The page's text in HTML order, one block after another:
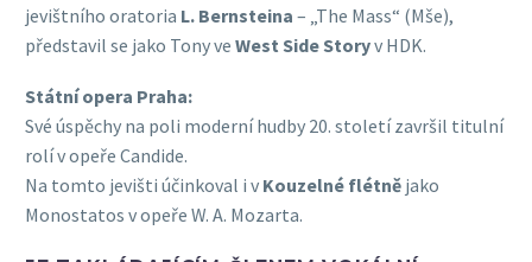
jevištního oratoria L. Bernsteina – „The Mass“ (Mše),
představil se jako Tony ve West Side Storyv HDK.
Státní opera Praha:
Své úspěchy na poli moderní hudby 20. století završil titulní
rolí v opeře Candide.
Na tomto jevišti účinkoval i v Kouzelné flétně jako
Monostatos v opeře W. A. Mozarta.